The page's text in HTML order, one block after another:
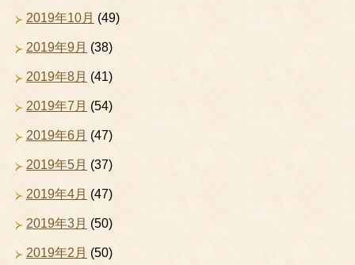
2019年10月 (49)
2019年9月 (38)
2019年8月 (41)
2019年7月 (54)
2019年6月 (47)
2019年5月 (37)
2019年4月 (47)
2019年3月 (50)
2019年2月 (50)